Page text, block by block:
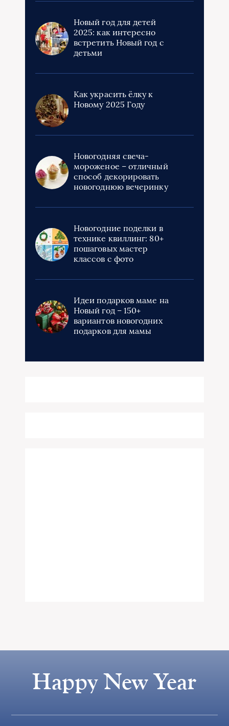
Новый год для детей
2025: как интересно
встретить Новый год с
детьми
Как украсить ёлку к
Новому 2025 Году
Новогодняя свеча-
мороженое – отличный
способ декорировать
новогоднюю вечеринку
Новогодние поделки в
технике квиллинг: 80+
пошаговых мастер
классов с фото
Идеи подарков маме на
Новый год – 150+
вариантов новогодних
подарков для мамы
Happy New Year